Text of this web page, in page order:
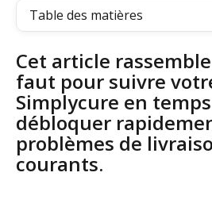
Table des matières
Cet article
faut pour suivre
Simplycure en
débloquer
problèmes de
courants.